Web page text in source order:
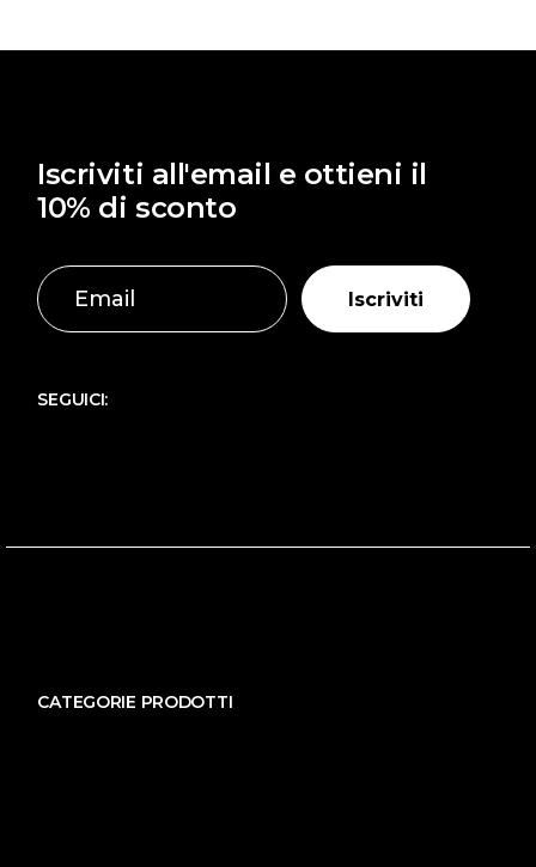
Iscriviti all'email e ottieni il
10% di sconto
Iscriviti
SEGUICI:
CATEGORIE PRODOTTI